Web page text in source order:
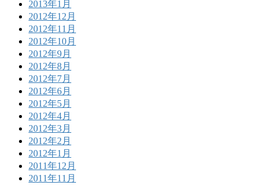
2013年1月
2012年12月
2012年11月
2012年10月
2012年9月
2012年8月
2012年7月
2012年6月
2012年5月
2012年4月
2012年3月
2012年2月
2012年1月
2011年12月
2011年11月